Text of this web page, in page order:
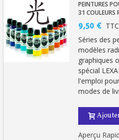
Gagnez des points de
Livraison sous 24
Retour produits
Réduction de 5€ sur la
10€ de bon d'achat pour
PEINTURES
31 COULEURS
9,50 € TTC
Séries des
modèles
graphiques
spécial
l'emploi
modes de
Aperçu